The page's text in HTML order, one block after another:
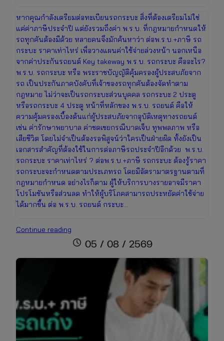
หากคุณกำลังเตรียมต่อทะเบียนรถกระบะ สิ่งที่ต้องเตรียมไม่ใช่
แค่ค่าภาษีประจำปี แต่ยังรวมถึงค่า พ.ร.บ. ที่กฎหมายกำหนดให้
รถทุกคันต้องมีด้วย หลายคนจึงมักค้นหาว่า ต่อพ.ร.บ.+ภาษี รถ
กระบะ ราคาเท่าไหร่ เพื่อวางแผนค่าใช้จ่ายล่วงหน้า นอกเหนือ
จากค่าประกันรถยนต์ Key takeway พ.ร.บ. รถกระบะ คืออะไร?
พ.ร.บ. รถกระบะ หรือ พระราชบัญญัติคุ้มครองผู้ประสบภัยจาก
รถ เป็นประกันภาคบังคับที่เจ้าของรถทุกคันต้องจัดทำตาม
กฎหมาย ไม่ว่าจะเป็นรถกระบะส่วนบุคคล รถกระบะ 2 ประตู
หรือรถกระบะ 4 ประตู หน้าที่หลักของ พ.ร.บ. รถยนต์ คือให้
ความคุ้มครองเบื้องต้นแก่ผู้ประสบภัยจากอุบัติเหตุทางรถยนต์
เช่น ค่ารักษาพยาบาล ค่าชดเชยกรณีบาดเจ็บ ทุพพลภาพ หรือ
เสียชีวิต โดยไม่จำเป็นต้องรอพิสูจน์ว่าใครเป็นฝ่ายผิด ทั้งยังเป็น
เอกสารสำคัญที่ต้องใช้ในการต่อภาษีรถประจำปีอีกด้วย พ.ร.บ.
รถกระบะ ราคาเท่าไหร่ ? ต่อพ.ร.บ.+ภาษี รถกระบะ ต้องรู้ราคา
รถกระบะจะกำหนดตามประเภทรถ โดยมีอัตรามาตรฐานตามที่
กฎหมายกำหนด อย่างไรก็ตาม ผู้ให้บริการบางรายอาจมีราคา
โปรโมชันหรือส่วนลด ทำให้ผู้บริโภคสามารถประหยัดค่าใช้จ่าย
ได้มากขึ้น ต่อ พ.ร.บ. รถยนต์ กระบะ…
Continue reading
รถ
ออนไลน์
ได้
ทันที
schedule 05 / 08 / 2569